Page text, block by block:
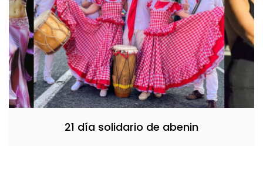
21 día solidario de abenin